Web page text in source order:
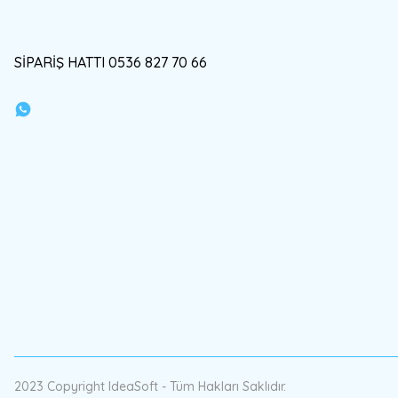
SİPARİŞ HATTI 0536 827 70 66
2023 Copyright IdeaSoft - Tüm Hakları Saklıdır.